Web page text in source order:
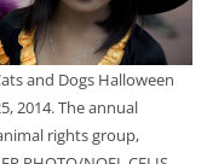
and Dogs Halloween
2014. The annual
rights group,